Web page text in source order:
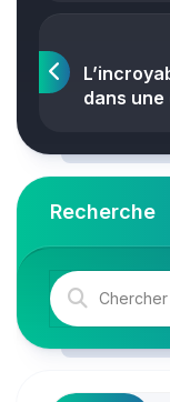
dans
Recherche